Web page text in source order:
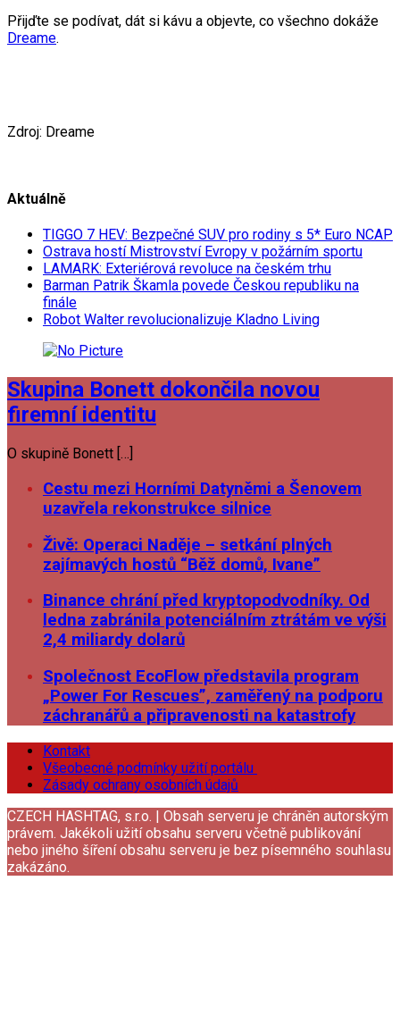
Přijďte se podívat, dát si kávu a objevte, co všechno dokáže
Dreame.
Zdroj: Dreame
Aktuálně
TIGGO 7 HEV: Bezpečné SUV pro rodiny s 5* Euro NCAP
Ostrava hostí Mistrovství Evropy v požárním sportu
LAMARK: Exteriérová revoluce na českém trhu
Barman Patrik Škamla povede Českou republiku na
finále
Robot Walter revolucionalizuje Kladno Living
Skupina Bonett dokončila novou
firemní identitu
O skupině Bonett […]
Cestu mezi Horními Datyněmi a Šenovem
uzavřela rekonstrukce silnice
Živě: Operaci Naděje – setkání plných
zajímavých hostů “Běž domů, Ivane”
Binance chrání před kryptopodvodníky. Od
ledna zabránila potenciálním ztrátám ve výši
2,4 miliardy dolarů
Společnost EcoFlow představila program
„Power For Rescues”, zaměřený na podporu
záchranářů a připravenosti na katastrofy
Kontakt
Všeobecné podmínky užití portálu
Zásady ochrany osobních údajů
CZECH HASHTAG, s.r.o. | Obsah serveru je chráněn autorským
právem. Jakékoli užití obsahu serveru včetně publikování
nebo jiného šíření obsahu serveru je bez písemného souhlasu
zakázáno.